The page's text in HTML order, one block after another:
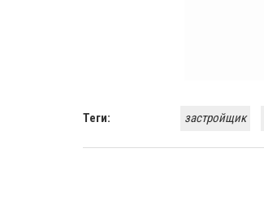
Теги: застройщик